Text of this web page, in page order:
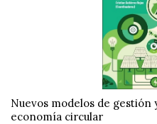
Nuevos modelos de gestión
economía circular